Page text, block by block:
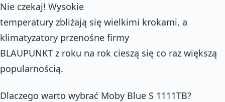
Nie czekaj! Wysokie
temperatury zbliżają się wielkimi krokami, a
klimatyzatory przenośne firmy
BLAUPUNKT z roku na rok cieszą się co raz większą
popularnością.
Dlaczego warto wybrać Moby Blue S 1111TB?